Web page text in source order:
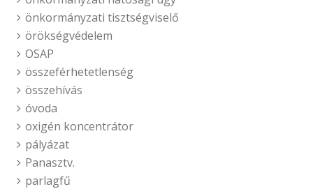
önkormányzati tisztségviselő
örökségvédelem
OSAP
összeférhetetlenség
összehívás
óvoda
oxigén koncentrátor
pályázat
Panasztv.
parlagfű